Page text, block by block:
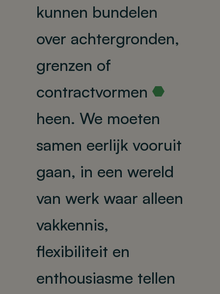
kunnen bundelen
over achtergronden,
grenzen of
contractvormenR
heen.We moeten
samen eerlijk vooruit
gaan, in een wereld
van werk waar alleen
vakkennis,
flexibiliteit en
enthousiasme tellen